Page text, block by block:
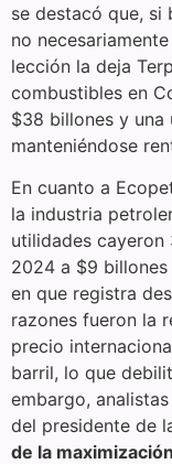
se destacó que, si
no
lección la deja
combustibles en
$38 billones y
manteniéndose
En cuanto a
la industria
utilidades cayeron
2024 a $9
en que registra
razones fueron la
precio
barril, lo que
embargo,
del presidente de
de la